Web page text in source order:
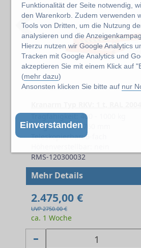
Funktionalität der Seite notwendig,
den Warenkorb. Zudem verwenden
Tools von Dritten, um die Nutzung
analysieren und die
Hierzu nutzen wir Google Analytics
Tracken mit Google Analytics und
akzeptieren Sie mit einem Klick auf
(mehr dazu)
Ansonsten klicken Sie bitte auf nur
Einverstanden
Tragfähigkeit: 400 - 1000 kg
Länge: 2260 - 3760 mm
Teleskopierbar: 6-fach
RMS-120300032
Mehr Details
2.475,00 €
UVP 2750.00 €
ca. 1 Woche
Previous